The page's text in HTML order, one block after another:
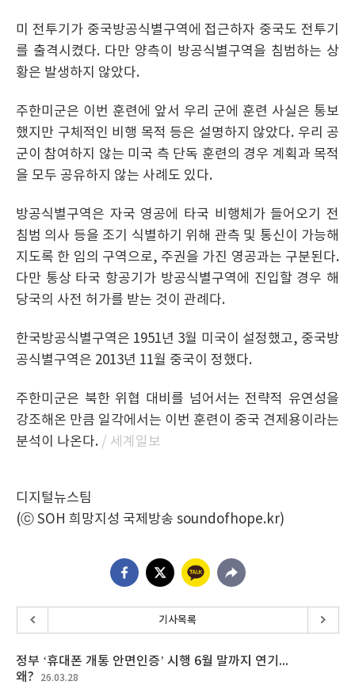
미 전투기가 중국방공식별구역에 접근하자 중국도 전투기
를 출격시켰다. 다만 양측이 방공식별구역을 침범하는 상
황은 발생하지 않았다.
주한미군은 이번 훈련에 앞서 우리 군에 훈련 사실은 통보
했지만 구체적인 비행 목적 등은 설명하지 않았다. 우리 공
군이 참여하지 않는 미국 측 단독 훈련의 경우 계획과 목적
을 모두 공유하지 않는 사례도 있다.
방공식별구역은 자국 영공에 타국 비행체가 들어오기 전
침범 의사 등을 조기 식별하기 위해 관측 및 통신이 가능해
지도록 한 임의 구역으로, 주권을 가진 영공과는 구분된다.
다만 통상 타국 항공기가 방공식별구역에 진입할 경우 해
당국의 사전 허가를 받는 것이 관례다.
한국방공식별구역은 1951년 3월 미국이 설정했고, 중국방
공식별구역은 2013년 11월 중국이 정했다.
주한미군은 북한 위협 대비를 넘어서는 전략적 유연성을
강조해온 만큼 일각에서는 이번 훈련이 중국 견제용이라는
분석이 나온다. / 세계일보
디지털뉴스팀
(ⓒ SOH 희망지성 국제방송 soundofhope.kr)
기사목록
정부 ‘휴대폰 개통 안면인증’ 시행 6월 말까지 연기...
왜?
26.03.28